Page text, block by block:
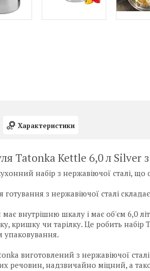
Характеристики
Tatonka Kettle 6,0 л Silver
набір з нержавіючої сталі, що
готування з нержавіючої сталі
має внутрішню шкалу і має об'єм 6,0
кришку чи тарілку. Це робить
упаковування.
виготовлений з нержавіючої
речовин, надзвичайно міцний, а